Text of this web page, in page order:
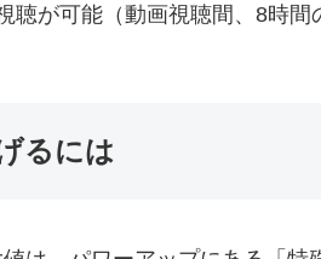
聴が可能（動画視聴間、8時間
るには